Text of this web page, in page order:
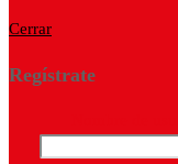
Cerrar
Regístrate